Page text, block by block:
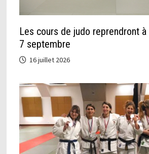
Les cours de judo reprendront
7 septembre
16 juillet 2026